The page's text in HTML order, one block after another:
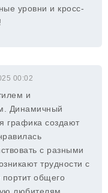
уровни и кросс-
00:02
и
Динамичный
графика создают
с разными
трудности с
общего